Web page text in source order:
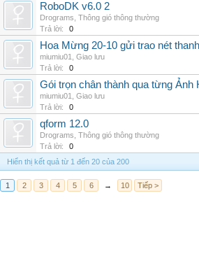
RoboDK v6.0 2
Drograms Thông gió thông thường
Trả lời:
0
Hoa Mừng 20-10 gửi trao nét
miumiu01
Giao lưu
Trả lời:
0
Gói trọn chân thành qua từng Ảnh
miumiu01
Giao lưu
Trả lời:
0
qform 12.0
Drograms Thông gió thông thường
Trả lời:
0
Hiển thị kết quả từ 1 đến 20 của 200
1 2 3 4 5 6 → 10 Tiếp >